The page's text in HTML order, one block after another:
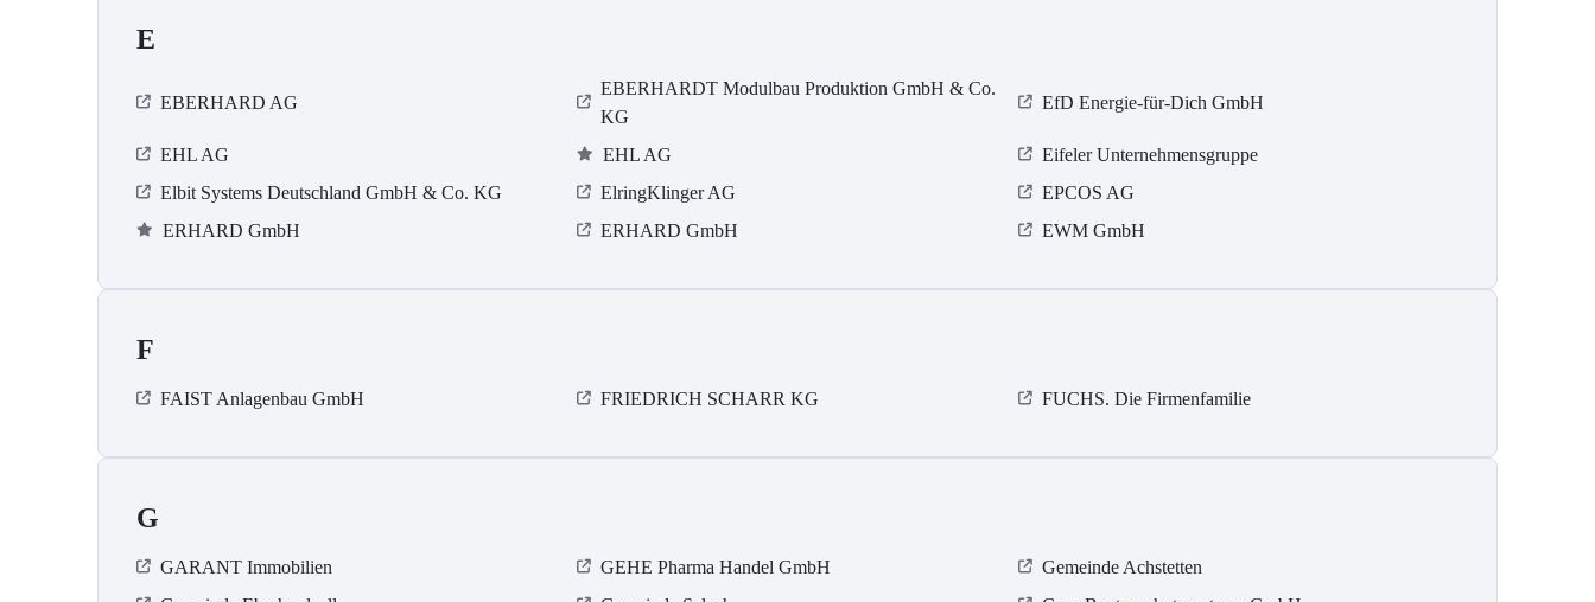
E
EBERHARD AG
EBERHARDT Modulbau Produktion GmbH & Co.
KG
EfD Energie-für-Dich GmbH
EHL AG EHL AG
Eifeler Unternehmensgruppe
Elbit Systems Deutschland GmbH & Co. KG
ElringKlinger AG
EPCOS AG
ERHARD GmbH
ERHARD GmbH EWM GmbH
F
FAIST Anlagenbau GmbH FRIEDRICH SCHARR KG FUCHS. Die Firmenfamilie
G
GARANT Immobilien GEHE Pharma Handel GmbH
Gemeinde Achstetten